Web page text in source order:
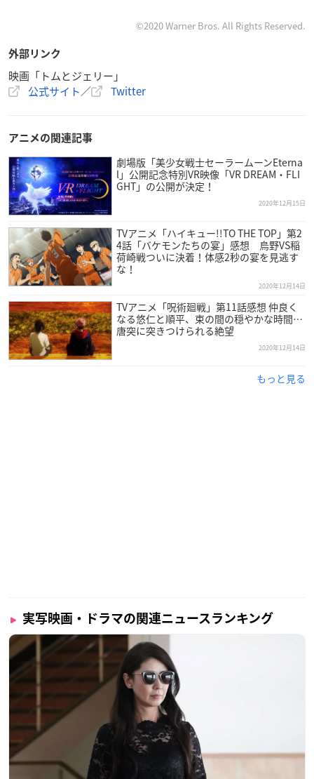
©2020 Warner Bros. All Rights Reserved.
外部リンク
映画「トムとジェリー」
公式サイト／ Twitter
アニメの関連記事
劇場版「美少女戦士セーラームーンEterna
l」公開記念特別VR映像「VR DREAM・FLI
GHT」の公開が決定！
2020年12月15日
TVアニメ「ハイキュー!!TO THE TOP」第2
4話「バケモンたちの宴」感想 烏野VS稲
荷崎戦ついに決着！体感2秒の宴を見逃す
な！
2020年12月14日
TVアニメ「呪術廻戦」第11話感想 仲良く
なる悠仁と順平、束の間の穏やかな時間…
唐突に突きつけられる絶望
2020年12月14日
もっと見る
実写映画・ドラマの関連ニュースランキング